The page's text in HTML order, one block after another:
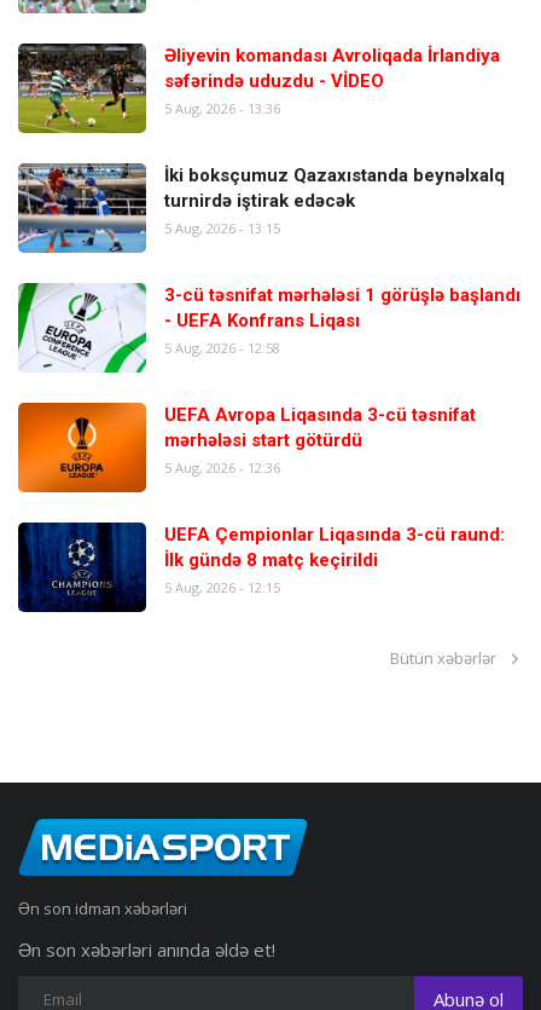
Əliyevin komandası Avroliqada İrlandiya
səfərində uduzdu - VİDEO
5 Aug, 2026 - 13:36
İki boksçumuz Qazaxıstanda beynəlxalq
turnirdə iştirak edəcək
5 Aug, 2026 - 13:15
3-cü təsnifat mərhələsi 1 görüşlə başlandı
- UEFA Konfrans Liqası
5 Aug, 2026 - 12:58
UEFA Avropa Liqasında 3-cü təsnifat
mərhələsi start götürdü
5 Aug, 2026 - 12:36
UEFA Çempionlar Liqasında 3-cü raund:
İlk gündə 8 matç keçirildi
5 Aug, 2026 - 12:15
Bütün xəbərlər
Ən son idman xəbərləri
Ən son xəbərləri anında əldə et!
Abunə ol